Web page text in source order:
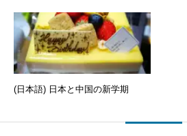
(日本語) 日本と中国の新学期